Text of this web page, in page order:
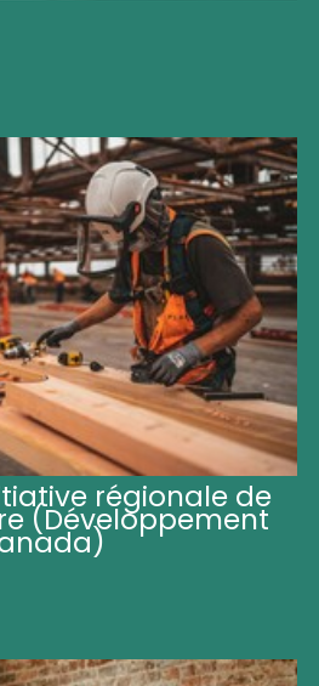
régionale de
(Développement